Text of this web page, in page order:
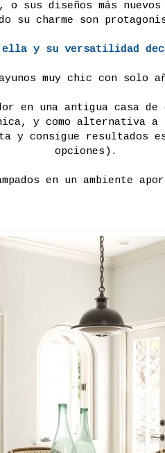
o sus diseños más
su charme son
ella y su versatilidad
muy chic con solo
en una antigua casa
y como alternativa a
y consigue resultados
opciones).
en un ambiente